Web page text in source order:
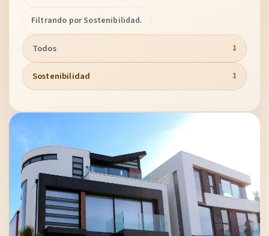
Filtrando por Sostenibilidad.
Todos 1
Sostenibilidad 1